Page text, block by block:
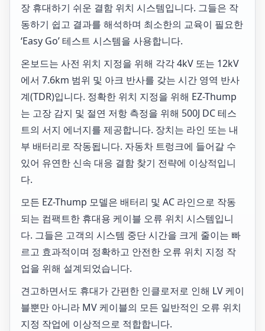
장 휴대하기 쉬운 결함 위치 시스템입니다. 그들은 작
동하기 쉽고 결과를 해석하며 최소한의 교육이 필요한
‘Easy Go’ 테스트 시스템을 사용합니다.
온보드는 사전 위치 지정을 위해 각각 4kV 또는 12kV
에서 7.6km 범위 및 아크 반사를 갖는 시간 영역 반사
계(TDR)입니다. 정확한 위치 지정을 위해 EZ-Thump
는 고장 감지 및 절연 저항 측정을 위해 500J DC 테스
트의 서지 에너지를 제공합니다. 장치는 라인 또는 내
부 배터리로 작동됩니다. 자동차 트렁크에 들어갈 수
있어 유연한 신속 대응 결함 찾기 전략에 이상적입니
다.
모든 EZ-Thump 모델은 배터리 및 AC 라인으로 작동
되는 컴팩트한 휴대용 케이블 오류 위치 시스템입니
다. 그들은 고객의 시스템 중단 시간을 크게 줄이는 빠
르고 효과적이며 정확하고 안전한 오류 위치 지정 작
업을 위해 설계되었습니다.
견고하면서도 휴대가 간편한 인클로저로 인해 LV 케이
블뿐만 아니라 MV 케이블의 모든 일반적인 오류 위치
지정 작업에 이상적으로 적합합니다.